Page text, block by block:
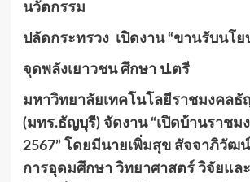
นวัตกรรม
ปลัดกระทรวง เปิดงาน “ขานรับนโย
จุดพลังเยาวชน ศึกษา ป.ตรี
มหาวิทยาลัยเทคโนโลยีราชมงคลธั
(มทร.ธัญบุรี) จัดงาน “เปิดบ้านราชม
2567” โดยมีนายเพิ่มสุข สัจจาภิวัฒ
การอุดมศึกษา วิทยาศาสตร์ วิจัยแล